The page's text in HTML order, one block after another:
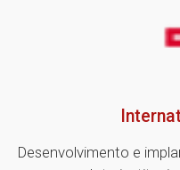
Desenvolvimento e